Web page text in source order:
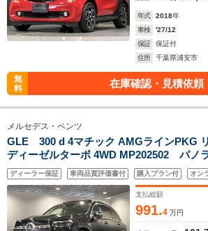
年式 2018年
車検
'27/12
保証
保証付
住所
千葉県浦安市
無
料
在庫確認・見積依頼
メルセデス・ベンツ
GLE 300 d 4マチック AMGラインPKG
ディーゼルターボ 4WD MP202502 パノ
EXCP
ディーラー保証 車両品質評価書付 購入プラン付 オン
支払総額
991.4 万円